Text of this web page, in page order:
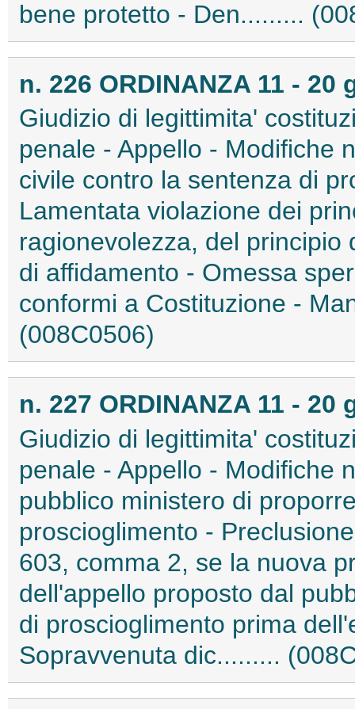
bene protetto - Den.........
n. 226 ORDINANZA 11 - 20
Giudizio di legittimita'
penale - Appello - Modifiche
civile contro la sentenza di
Lamentata violazione dei
ragionevolezza, del
di affidamento - Omessa
conformi a Costituzione -
(008C0506)
n. 227 ORDINANZA 11 - 20
Giudizio di legittimita'
penale - Appello - Modifiche
pubblico ministero di
proscioglimento -
603, comma 2, se la nuova
dell'appello proposto dal
di proscioglimento prima
Sopravvenuta dic.........